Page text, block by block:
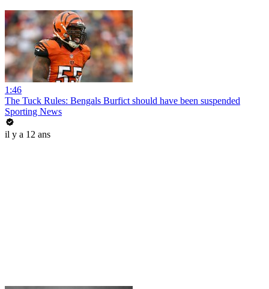
1:46
The Tuck Rules: Bengals Burfict should have been suspended
Sporting News
il y a 12 ans